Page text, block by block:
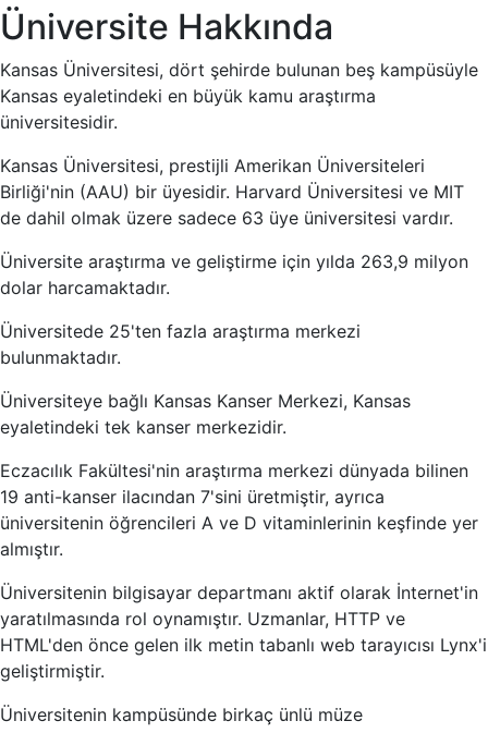
Üniversite Hakkında
Kansas Üniversitesi, dört şehirde bulunan beş kampüsüyle
Kansas eyaletindeki en büyük kamu araştırma
üniversitesidir.
Kansas Üniversitesi, prestijli Amerikan Üniversiteleri
Birliği'nin (AAU) bir üyesidir. Harvard Üniversitesi ve MIT
de dahil olmak üzere sadece 63 üye üniversitesi vardır.
Üniversite araştırma ve geliştirme için yılda 263,9 milyon
dolar harcamaktadır.
Üniversitede 25'ten fazla araştırma merkezi
bulunmaktadır.
Üniversiteye bağlı Kansas Kanser Merkezi, Kansas
eyaletindeki tek kanser merkezidir.
Eczacılık Fakültesi'nin araştırma merkezi dünyada bilinen
19 anti-kanser ilacından 7'sini üretmiştir, ayrıca
üniversitenin öğrencileri A ve D vitaminlerinin keşfinde yer
almıştır.
Üniversitenin bilgisayar departmanı aktif olarak İnternet'in
yaratılmasında rol oynamıştır. Uzmanlar, HTTP ve
HTML'den önce gelen ilk metin tabanlı web tarayıcısı Lynx'i
geliştirmiştir.
Üniversitenin kampüsünde birkaç ünlü müze